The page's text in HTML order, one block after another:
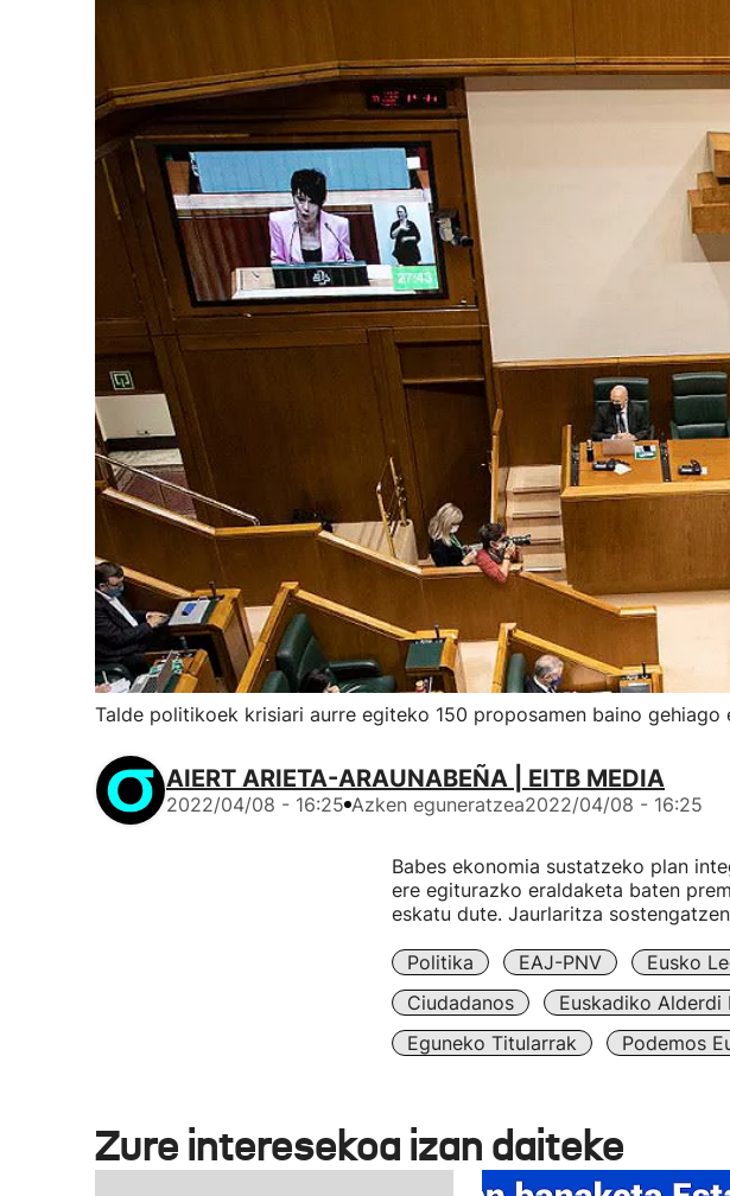
Talde politikoek krisiari aurre egiteko 150 proposamen baino
AIERT ARIETA-ARAUNABEÑA | EITB MEDIA
2022/04/08 - 16:25 Azken eguneratzea2022/04/08 - 16:25
Babes ekonomia sustatzeko plan
ere egiturazko eraldaketa baten
eskatu dute. Jaurlaritza
Politika EAJ-PNV Eusko
Ciudadanos
Euskadiko Alderdi
Eguneko Titularrak
Podemos
Zure interesekoa izan daiteke